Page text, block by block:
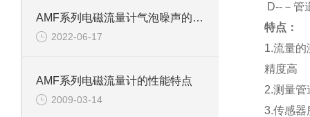
AMF系列电磁流量计气泡噪声的解决方法
2022-06-17
AMF系列电磁流量计的性能特点
2009-03-14
D--－管
特点：
1.流量的
精度高
2.测量管
3.传感器